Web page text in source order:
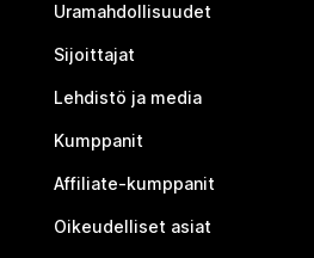
Uramahdollisuudet
Sijoittajat
Lehdistö ja media
Kumppanit
Affiliate-kumppanit
Oikeudelliset asiat